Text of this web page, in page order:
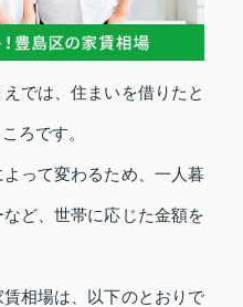
では、住まいを借りたと
ろです。
って変わるため、一人暮
ど、世帯に応じた金額を
相場は、以下のとおりで